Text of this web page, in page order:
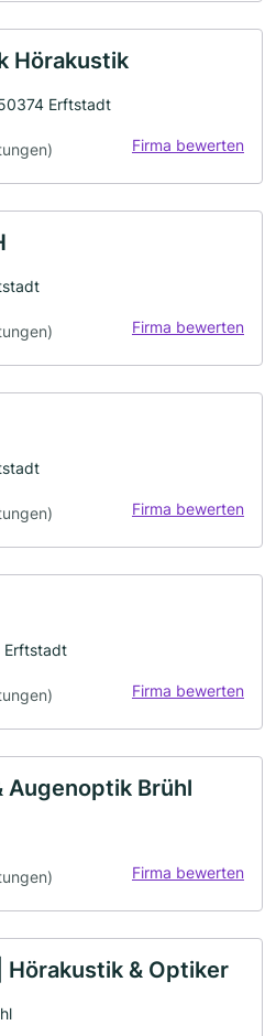
Hörakustik
Erftstadt
Firma bewerten
Firma bewerten
Firma bewerten
Erftstadt
Firma bewerten
Augenoptik Brühl
Firma bewerten
Hörakustik & Optiker